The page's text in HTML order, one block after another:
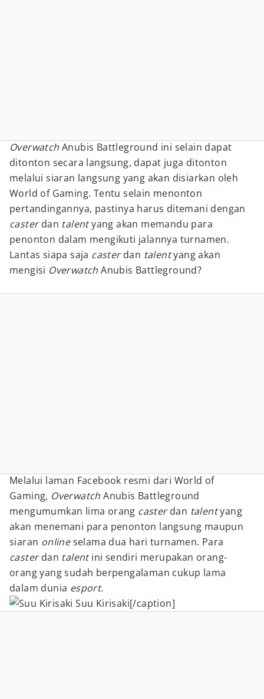
Overwatch Anubis Battleground ini selain dapat
ditonton secara langsung, dapat juga ditonton
melalui siaran langsung yang akan disiarkan oleh
World of Gaming. Tentu selain menonton
pertandingannya, pastinya harus ditemani dengan
casterdan talentyang akan memandu para
penonton dalam mengikuti jalannya turnamen.
Lantas siapa saja casterdan talentyang akan
mengisi Overwatch Anubis Battleground?
Melalui laman Facebook resmi dari World of
Gaming, Overwatch Anubis Battleground
mengumumkan lima orang casterdan talentyang
akan menemani para penonton langsung maupun
siaran onlineselama dua hari turnamen. Para
casterdan talentini sendiri merupakan orang-
orang yang sudah berpengalaman cukup lama
dalam dunia esport.
Suu Kirisaki[/caption]